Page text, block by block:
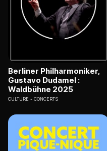
Berliner Philharmoniker,
Gustavo Dudamel :
Waldbühne 2025
CULTURE CONCERTS